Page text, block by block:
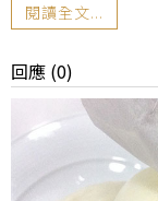
閱讀全文...
回應 (0)